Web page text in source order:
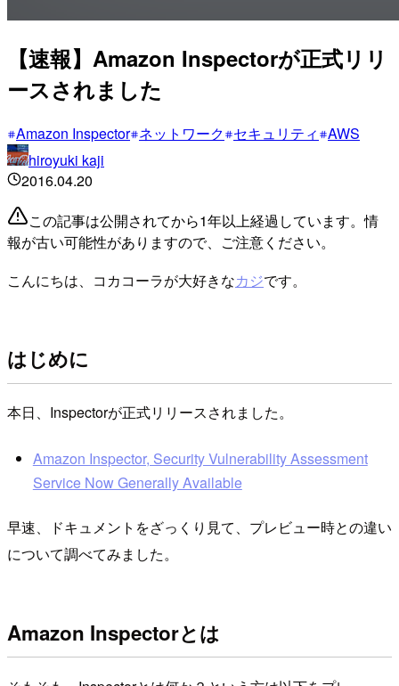
【速報】Amazon Inspectorが正式リリ
ースされました
Amazon Inspector ネットワーク セキュリティ AWS
hiroyuki kaji
2016.04.20
この記事は公開されてから1年以上経過しています。情
報が古い可能性がありますので、ご注意ください。
こんにちは、コカコーラが大好きなカジです。
はじめに
本日、Inspectorが正式リリースされました。
Amazon Inspector, Security Vulnerability Assessment
Service Now Generally Available
早速、ドキュメントをざっくり見て、プレビュー時との違い
について調べてみました。
Amazon Inspectorとは